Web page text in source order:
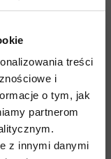
treści
i
o tym, jak
partnerom
z innymi danymi
CONTACT
dodatkowymi
zamek
zamek
strony, zapinana na